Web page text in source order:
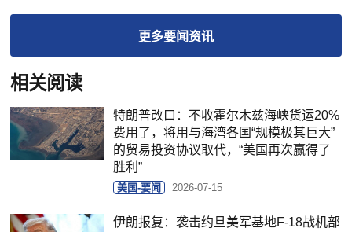
更多要闻资讯
相关阅读
特朗普改口：不收霍尔木兹海峡货运20%
费用了，将用与海湾各国“规模极其巨大”
的贸易投资协议取代，“美国再次赢得了
胜利”
美国-要闻 2026-07-15
伊朗报复：袭击约旦美军基地F-18战机部